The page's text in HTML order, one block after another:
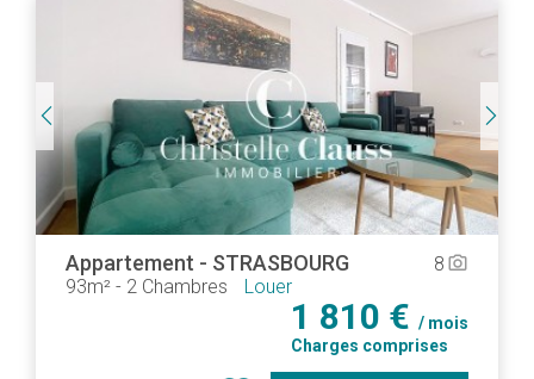
Appartement - STRASBOURG
93m² - 2 Chambres Louer
8 camera_alt
1 810 € / mois
Charges comprises